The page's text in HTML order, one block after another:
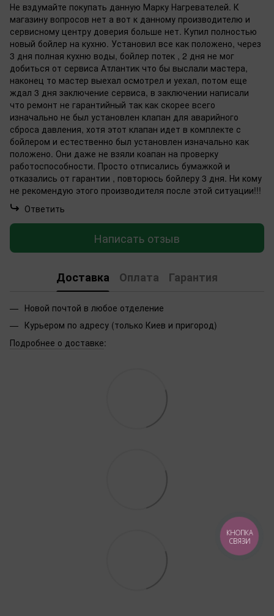
Не вздумайте покупать данную Марку Нагревателей. К
магазину вопросов нет а вот к данному производителю и
сервисному центру доверия больше нет. Купил полностью
новый бойлер на кухню. Установил все как положено, через
3 дня полная кухню воды, бойлер потек , 2 дня не мог
добиться от сервиса Атлантик что бы выслали мастера,
наконец то мастер выехал осмотрел и уехал, потом еще
ждал 3 дня заключение сервиса, в заключении написали
что ремонт не гарантийный так как скорее всего
изначально не был установлен клапан для аварийного
сброса давления, хотя этот клапан идет в комплекте с
бойлером и естественно был установлен изначально как
положено. Они даже не взяли коапан на проверку
работоспособности. Просто отписались бумажкой и
отказались от гарантии , повторюсь бойлеру 3 дня. Ни кому
не рекомендую этого производителя после этой ситуации!!!
Ответить
Написать отзыв
Доставка Оплата Гарантия
Новой почтой в любое отделение
Курьером по адресу (только Киев и пригород)
Подробнее о доставке:
КНОПКА
СВЯЗИ